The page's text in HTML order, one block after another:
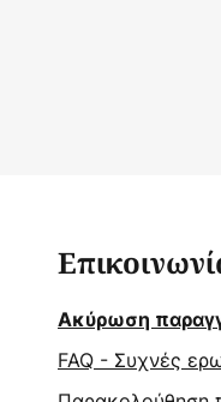
Ακύρωση
FAQ - Συχνές